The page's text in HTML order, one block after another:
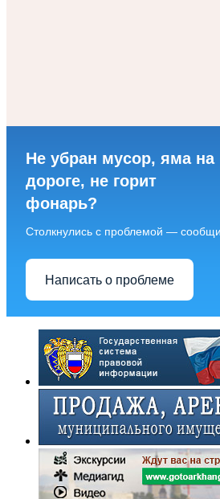
Не убран мусор, яма на
дороге, не горит
фонарь?
Столкнулись с проблемой —
Написать о проблеме